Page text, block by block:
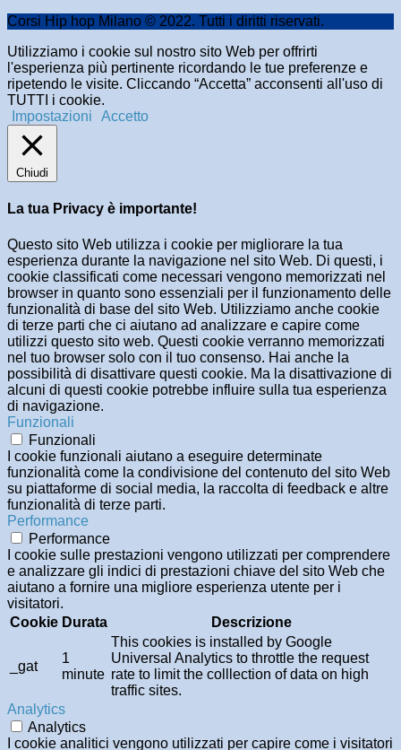
Corsi Hip hop Milano © 2022. Tutti i diritti riservati.
Utilizziamo i cookie sul nostro sito Web per offrirti
l'esperienza più pertinente ricordando le tue preferenze e
ripetendo le visite. Cliccando “Accetta” acconsenti all'uso di
TUTTI i cookie.
Impostazioni
Accetto
Chiudi
La tua Privacy è importante!
Questo sito Web utilizza i cookie per migliorare la tua
esperienza durante la navigazione nel sito Web. Di questi, i
cookie classificati come necessari vengono memorizzati nel
browser in quanto sono essenziali per il funzionamento delle
funzionalità di base del sito Web. Utilizziamo anche cookie
di terze parti che ci aiutano ad analizzare e capire come
utilizzi questo sito web. Questi cookie verranno memorizzati
nel tuo browser solo con il tuo consenso. Hai anche la
possibilità di disattivare questi cookie. Ma la disattivazione di
alcuni di questi cookie potrebbe influire sulla tua esperienza
di navigazione.
Funzionali
Funzionali
I cookie funzionali aiutano a eseguire determinate
funzionalità come la condivisione del contenuto del sito Web
su piattaforme di social media, la raccolta di feedback e altre
funzionalità di terze parti.
Performance
Performance
I cookie sulle prestazioni vengono utilizzati per comprendere
e analizzare gli indici di prestazioni chiave del sito Web che
aiutano a fornire una migliore esperienza utente per i
visitatori.
Cookie Durata Descrizione
_gat
1
minute
This cookies is installed by Google
Universal Analytics to throttle the request
rate to limit the colllection of data on high
traffic sites.
Analytics
Analytics
I cookie analitici vengono utilizzati per capire come i visitatori